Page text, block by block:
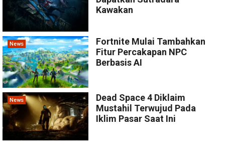
Kawakan
News
Fortnite Mulai Tambahkan
Fitur Percakapan NPC
Berbasis AI
News
Dead Space 4 Diklaim
Mustahil Terwujud Pada
Iklim Pasar Saat Ini